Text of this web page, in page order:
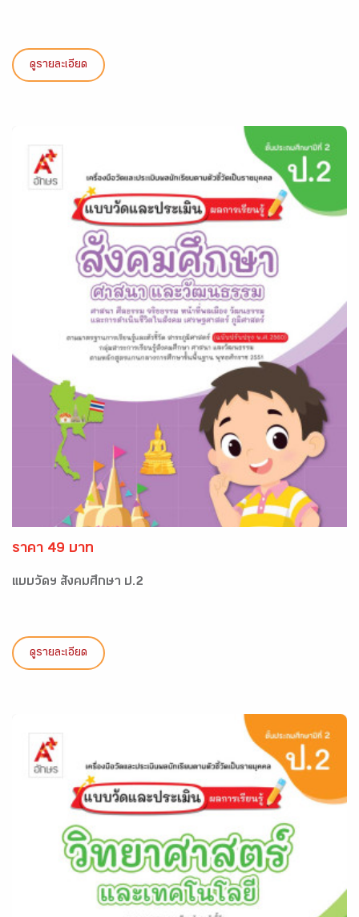
ดูรายละเอียด
ราคา 49 บาท
แบบวัดฯ สังคมศึกษา ป.2
ดูรายละเอียด